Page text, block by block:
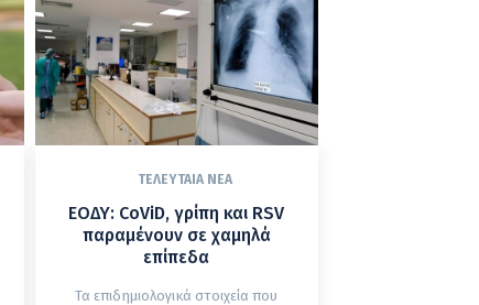
ΤΕΛΕΥΤΑΊΑ ΝΈΑ
ΕΟΔΥ: CoViD, γρίπη και RSV
παραμένουν σε χαμηλά
επίπεδα
Τα επιδημιολογικά στοιχεία που